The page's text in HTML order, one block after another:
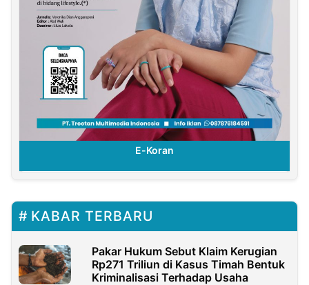
E-Koran
KABAR TERBARU
Pakar Hukum Sebut Klaim Kerugian
Rp271 Triliun di Kasus Timah Bentuk
Kriminalisasi Terhadap Usaha